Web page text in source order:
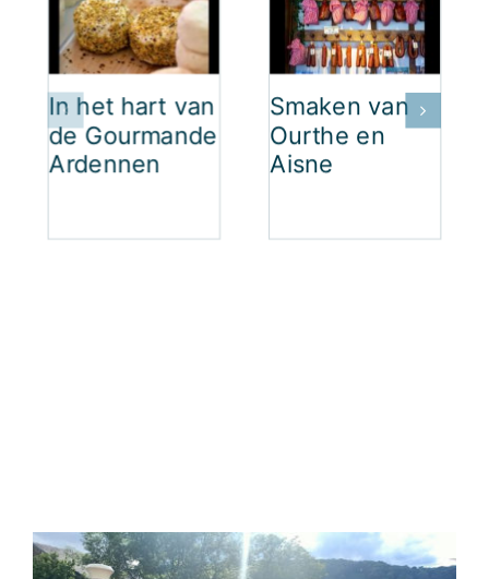
In het hart van
de Gourmande
Ardennen
Smaken van
Ourthe en
Aisne